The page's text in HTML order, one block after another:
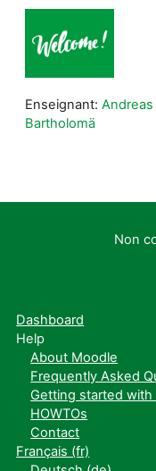
Enseignant: Andreas
Bartholomä
Non
Dashboard
Help
About Moodle
Frequently Asked
Getting started with
HOWTOs
Contact
Français ‎(fr)‎